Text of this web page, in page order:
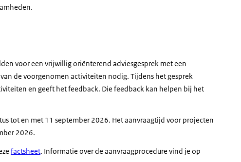
voor een vrijwillig oriënterend adviesgesprek met een
de voorgenomen activiteiten nodig. Tijdens het gesprek
en geeft het feedback. Die feedback kan helpen bij het
tot en met 11 september 2026. Het aanvraagtijd voor projecten
2026.
factsheet. Informatie over de aanvraagprocedure vind je op